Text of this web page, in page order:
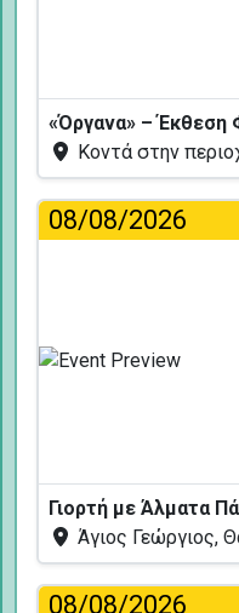
«Όργανα» – Έκθεση
Κοντά στην
08/08/2026
Γιορτή με Άλματα
Άγιος Γεώργιος,
08/08/2026